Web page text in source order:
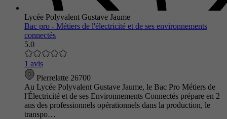
Lycée Polyvalent Gustave Jaume
Bac pro - Métiers de l'électricité et de ses environnements
connectés
5.0
1 avis
Pierrelatte 26700
Au Lycée Polyvalent Gustave Jaume, le Bac Pro Métiers de
l'Électricité et de ses Environnements Connectés prépare en 2
ans des professionnels opérationnels dans la production, le
transpo…